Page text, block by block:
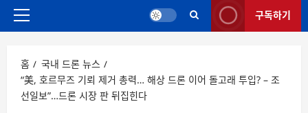
주
구독하기
홈
국내 드론 뉴스
“美, 호르무즈 기뢰 제거 총력… 해상 드론 이어 돌고래 투입? – 조
선일보”…드론 시장 판 뒤집힌다